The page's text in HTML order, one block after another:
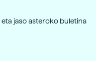
jaso asteroko buletina